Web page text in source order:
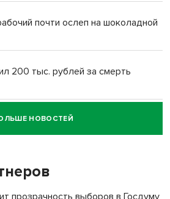
почти ослеп на шоколадной
200 тыс. рублей за смерть
водителя за смерть
в новосибирском селе лошади
НОВОСТЕЙ